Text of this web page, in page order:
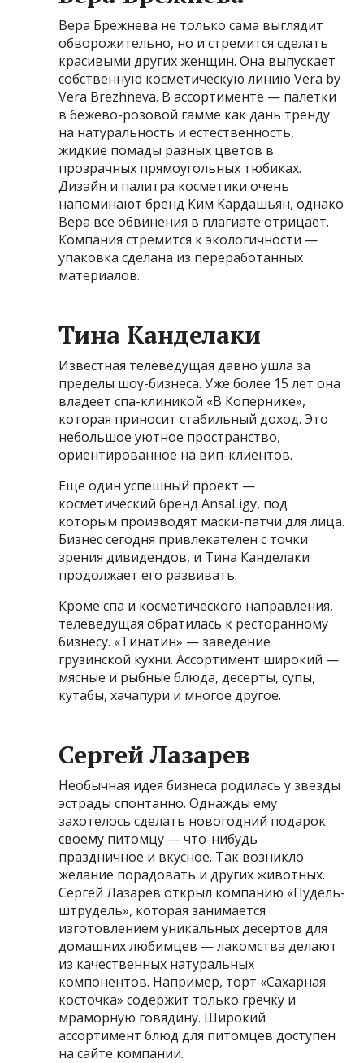
Вера Брежнева не только сама выглядит
обворожительно, но и стремится сделать
красивыми других женщин. Она выпускает
собственную косметическую линию Vera by
Vera Brezhneva. В ассортименте — палетки
в бежево-розовой гамме как дань тренду
на натуральность и естественность,
жидкие помады разных цветов в
прозрачных прямоугольных тюбиках.
Дизайн и палитра косметики очень
напоминают бренд Ким Кардашьян, однако
Вера все обвинения в плагиате отрицает.
Компания стремится к экологичности —
упаковка сделана из переработанных
материалов.
Тина Канделаки
Известная телеведущая давно ушла за
пределы шоу-бизнеса. Уже более 15 лет она
владеет спа-клиникой «В Копернике»,
которая приносит стабильный доход. Это
небольшое уютное пространство,
ориентированное на вип-клиентов.
Еще один успешный проект —
косметический бренд AnsaLigy, под
которым производят маски-патчи для лица.
Бизнес сегодня привлекателен с точки
зрения дивидендов, и Тина Канделаки
продолжает его развивать.
Кроме спа и косметического направления,
телеведущая обратилась к ресторанному
бизнесу. «Тинатин» — заведение
грузинской кухни. Ассортимент широкий —
мясные и рыбные блюда, десерты, супы,
кутабы, хачапури и многое другое.
Сергей Лазарев
Необычная идея бизнеса родилась у звезды
эстрады спонтанно. Однажды ему
захотелось сделать новогодний подарок
своему питомцу — что-нибудь
праздничное и вкусное. Так возникло
желание порадовать и других животных.
Сергей Лазарев открыл компанию «Пудель-
штрудель», которая занимается
изготовлением уникальных десертов для
домашних любимцев — лакомства делают
из качественных натуральных
компонентов. Например, торт «Сахарная
косточка» содержит только гречку и
мраморную говядину. Широкий
ассортимент блюд для питомцев доступен
на сайте компании.